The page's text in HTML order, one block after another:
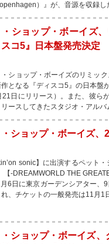
）』が、音源を収録し
ショップ・ボーイズ
スコ5』日本盤発売決定
ショップ・ボーイズのリミッ
作となる『ディスコ5』の日本盤
21日にリリース）。また、彼ら
ースしてきたスタジオ・アルバ
ショップ・ボーイズ、
sonic】に出演するペット
-DREAMWORLD THE
6日に東京ガーデンシアター、
、チケットの一般発売は11月1
ショップ・ボーイズ